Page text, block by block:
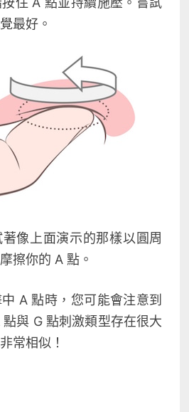
最好。
像上面演示的那樣以圓周
擦你的 A 點。
A 點時，您可能會注意到
與 G 點刺激類型存在很大
常相似！